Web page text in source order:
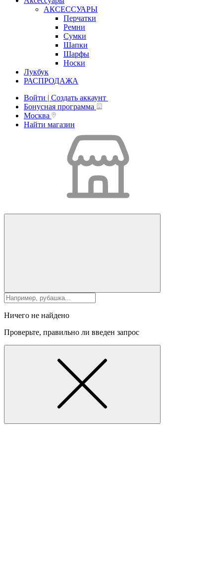
АКСЕССУАРЫ
Перчатки
Ремни
Сумки
Шапки
Шарфы
Носки
Лукбук
РАСПРОДАЖА
Войти | Создать аккаунт
Бонусная программа
Москва
Найти магазин
Ничего не найдено
Проверьте, правильно ли введен запрос